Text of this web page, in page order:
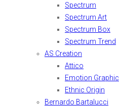
Spectrum
Spectrum Art
Spectrum Box
Spectrum Trend
AS Creation
Attico
Emotion Graphic
Ethnic Origin
Bernardo Bartalucci